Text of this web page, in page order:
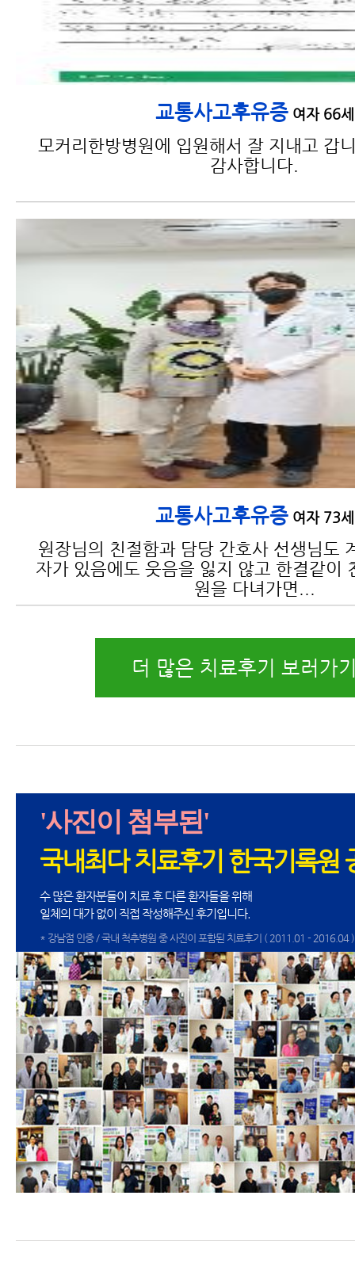
교통사고후유증여자 66세
모커리한방병원에 입원해서 잘 지내고 갑
감사합니다.
교통사고후유증여자 73세
원장님의 친절함과 담당 간호사 선생님도
자가 있음에도 웃음을 잃지 않고 한결같이
원을 다녀가면...
더 많은 치료후기 보러가
'사진이 첨부된'
국내최다 치료후기 한국기록원
수 많은 환자분들이 치료 후 다른 환자들을 위해
일체의 대가 없이 직접 작성해주신 후기입니다.
* 강남점 인증 / 국내 척추병원 중 사진이 포함된 치료후기 ( 2011.01 - 2016.04 )